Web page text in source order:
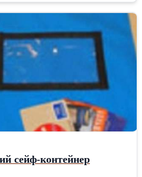
мусора составляет 250 кг.
очень большие
станет незаменимым
Приобретая контейнеры
проблему утилизации мусора
и бытовой областях.Тип: Бак
сейф-контейнер